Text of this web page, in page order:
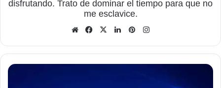
disfrutando. Trato de dominar el tiempo para que no
me esclavice.
Sitio
Facebook
X LinkedInPinterest
Incrementar